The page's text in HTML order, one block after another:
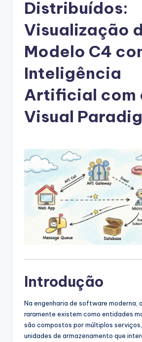
A
si
S
w
Distribuídos:
Visualização
Modelo C4
Inteligência
Artificial com
Visual
Introdução
Na engenharia de software moderna,
raramente existem como entidades
são compostos por múltiplos
unidades de armazenamento que